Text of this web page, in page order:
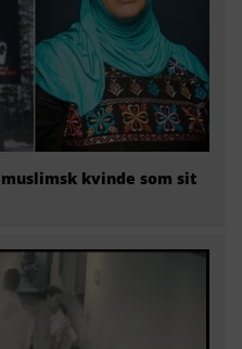
kvinde som sit